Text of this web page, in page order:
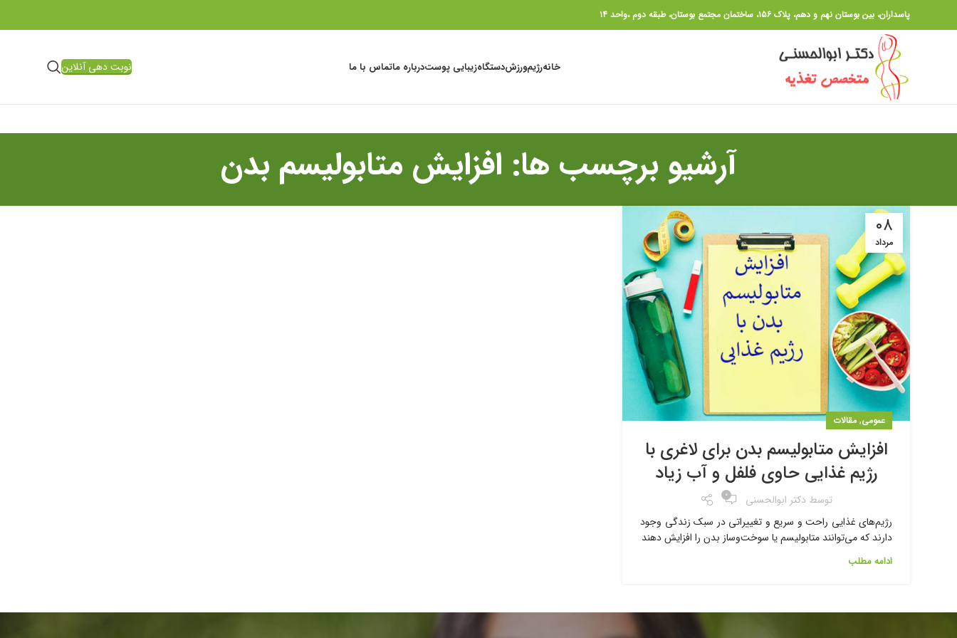
پاسداران، بین بوستان نهم و دهم، پلاک ۱۵۶، ساختمان مجتمع بوستان، طبقه دوم ،واحد ۱۴
خانهرژیمورزشدستگاهزیبایی پوستدرباره ماتماس با ما نوبت دهی آنلاین
آرشیو برچسب ها: افزایش متابولیسم بدن
۰۸
مرداد
عمومی, مقالات
افزایش متابولیسم بدن برای لاغری با
رژیم غذایی حاوی فلفل و آب زیاد
توسط دکتر ابوالحسنی ۰
رژیم‌های غذایی راحت و سریع و تغییراتی در سبک زندگی وجود
دارند که می‌توانند متابولیسم یا سوخت‌وساز بدن را افزایش دهند
ادامه مطلب